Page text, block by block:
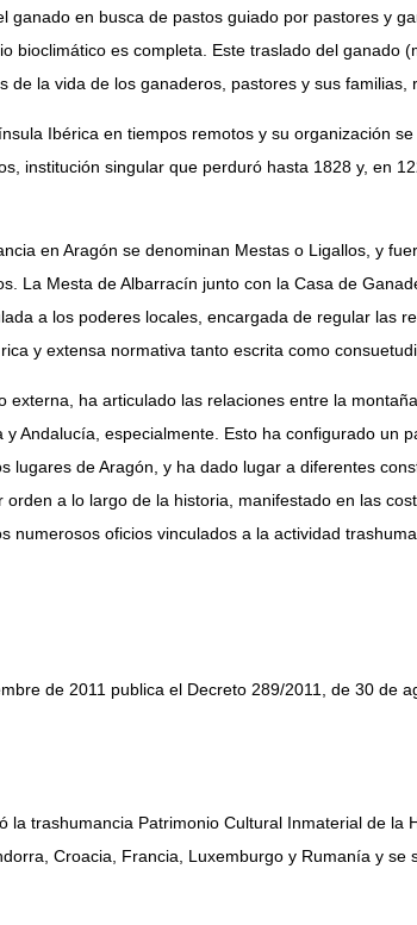
ganado en busca de pastos guiado por pastores y
bioclimático es completa. Este traslado del
la vida de los ganaderos, pastores y sus
Ibérica en tiempos remotos y su organización
institución singular que perduró hasta 1828 y, en
en Aragón se denominan Mestas o Ligallos, y
La Mesta de Albarracín junto con la Casa de
a los poderes locales, encargada de regular las
y extensa normativa tanto escrita como
externa, ha articulado las relaciones entre la
Andalucía, especialmente. Esto ha configurado
lugares de Aragón, y ha dado lugar a diferentes
a lo largo de la historia, manifestado en las
numerosos oficios vinculados a la actividad
de 2011 publica el Decreto 289/2011, de 30
la trashumancia Patrimonio Cultural Inmaterial de
Croacia, Francia, Luxemburgo y Rumanía y